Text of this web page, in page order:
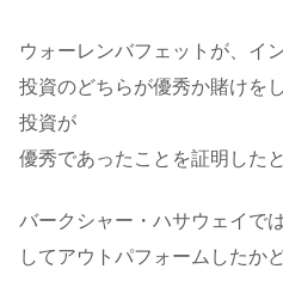
ウォーレンバフェットが、イ
投資のどちらが優秀か賭けを
投資が
優秀であったことを証明した
バークシャー・ハサウェイで
してアウトパフォームしたか